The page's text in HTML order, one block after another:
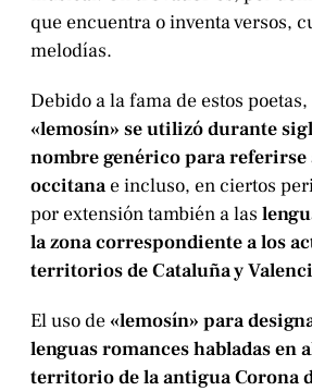
que encuentra o inventa versos,
melodías.
Debido a la fama de estos
«lemosín» se utilizó durante
nombre genérico para referirse
occitana e incluso, en ciertos
por extensión también a las
la zona correspondiente a los
territorios de Cataluña y
El uso de«lemosín» para
lenguas romances habladas en
territorio de la antigua Corona